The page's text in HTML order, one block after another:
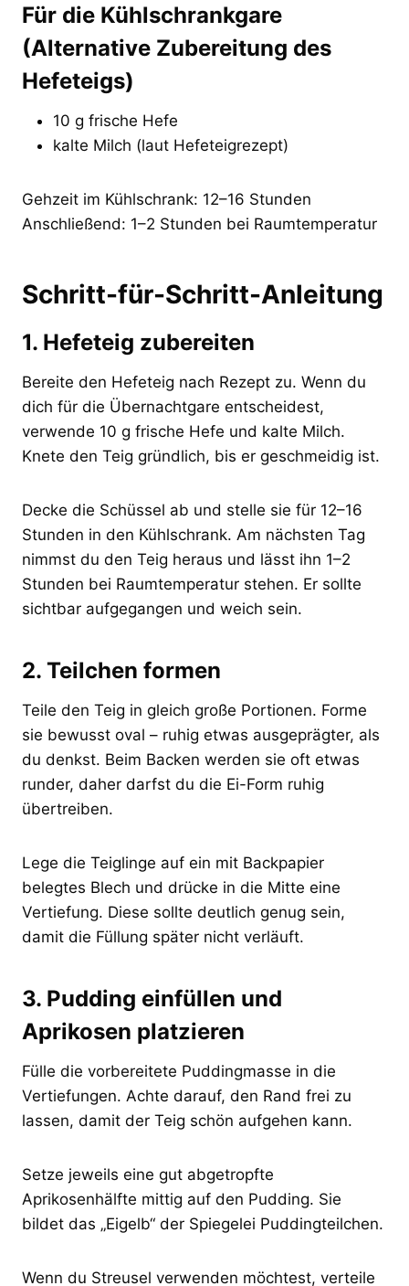
Für die Kühlschrankgare
(Alternative Zubereitung des
Hefeteigs)
10 g frische Hefe
kalte Milch (laut Hefeteigrezept)
Gehzeit im Kühlschrank: 12–16 Stunden
Anschließend: 1–2 Stunden bei Raumtemperatur
Schritt-für-Schritt-Anleitung
1. Hefeteig zubereiten
Bereite den Hefeteig nach Rezept zu. Wenn du
dich für die Übernachtgare entscheidest,
verwende 10 g frische Hefe und kalte Milch.
Knete den Teig gründlich, bis er geschmeidig ist.
Decke die Schüssel ab und stelle sie für 12–16
Stunden in den Kühlschrank. Am nächsten Tag
nimmst du den Teig heraus und lässt ihn 1–2
Stunden bei Raumtemperatur stehen. Er sollte
sichtbar aufgegangen und weich sein.
2. Teilchen formen
Teile den Teig in gleich große Portionen. Forme
sie bewusst oval – ruhig etwas ausgeprägter, als
du denkst. Beim Backen werden sie oft etwas
runder, daher darfst du die Ei-Form ruhig
übertreiben.
Lege die Teiglinge auf ein mit Backpapier
belegtes Blech und drücke in die Mitte eine
Vertiefung. Diese sollte deutlich genug sein,
damit die Füllung später nicht verläuft.
3. Pudding einfüllen und
Aprikosen platzieren
Fülle die vorbereitete Puddingmasse in die
Vertiefungen. Achte darauf, den Rand frei zu
lassen, damit der Teig schön aufgehen kann.
Setze jeweils eine gut abgetropfte
Aprikosenhälfte mittig auf den Pudding. Sie
bildet das „Eigelb“ der Spiegelei Puddingteilchen.
Wenn du Streusel verwenden möchtest, verteile